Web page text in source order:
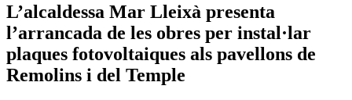
L’alcaldessa Mar Lleixà presenta
l’arrancada de les obres per instal·lar
plaques fotovoltaiques als pavellons de
Remolins i del Temple